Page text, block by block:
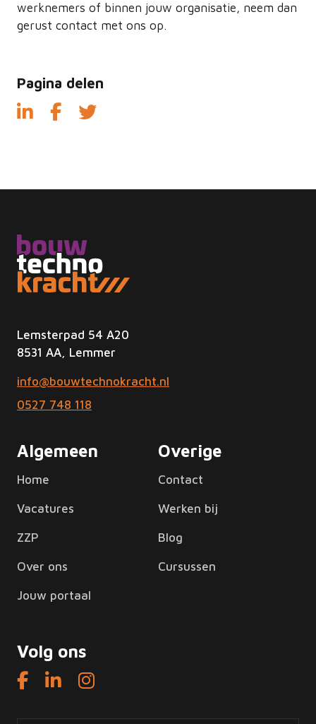
werknemers of binnen jouw organisatie, neem dan
gerust contact met ons op.
Pagina delen
Lemsterpad 54 A20
8531 AA, Lemmer
info@bouwtechnokracht.nl
0527 748 118
Algemeen
Home
Vacatures
ZZP
Over ons
Jouw portaal
Overige
Contact
Werken bij
Blog
Cursussen
Volg ons